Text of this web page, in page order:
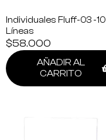
Individuales Fluff-03 -10
Líneas
$58.000
AÑADIR AL
CARRITO